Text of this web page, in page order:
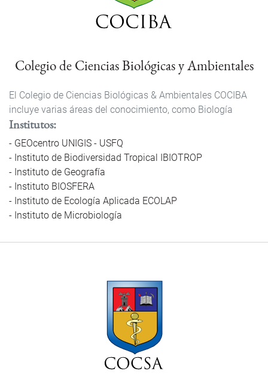
Colegio de Ciencias Biológicas y Ambientales
El Colegio de Ciencias Biológicas & Ambientales COCIBA
incluye varias áreas del conocimiento, como Biología
Institutos
GEOcentro UNIGIS - USFQ
Instituto de Biodiversidad Tropical IBIOTROP
Instituto de Geografía
Instituto BIOSFERA
Instituto de Ecología Aplicada ECOLAP
Instituto de Microbiología